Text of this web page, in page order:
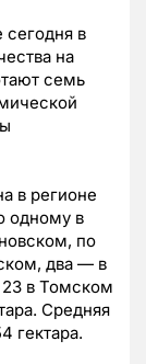
в
на
семь
в регионе
одному в
по
два — в
в Томском
Средняя
гектара.